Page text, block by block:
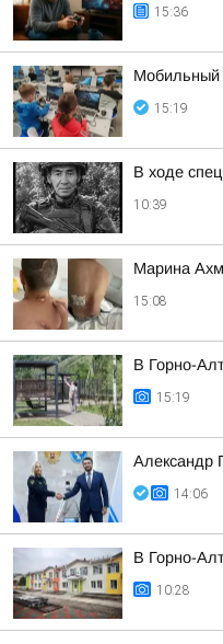
15:36
Мобильный
15:19
В ходе
10:39
Марина
15:08
В Горно-
15:19
Александр
14:06
В Горно-
10:28